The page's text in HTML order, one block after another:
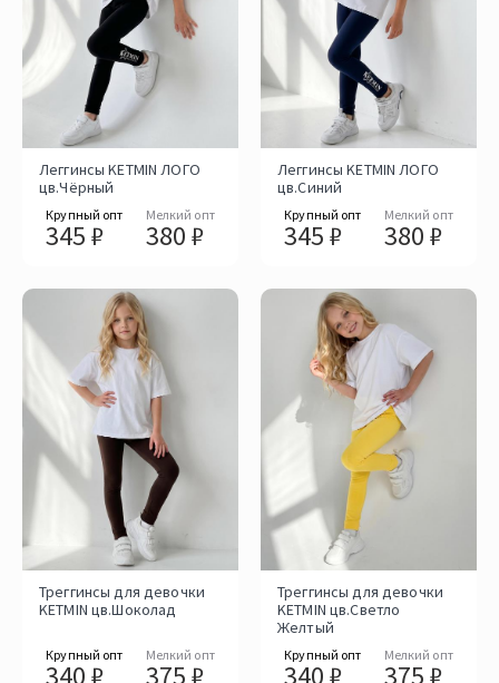
Леггинсы KETMIN ЛОГО
цв.Чёрный
Крупный опт
345 ₽
Мелкий опт
380 ₽
Леггинсы KETMIN ЛОГО
цв.Синий
Крупный опт
345 ₽
Мелкий опт
380 ₽
Треггинсы для девочки
KETMIN цв.Шоколад
Крупный опт
340 ₽
Мелкий опт
375 ₽
Треггинсы для девочки
KETMIN цв.Светло
Желтый
Крупный опт
340 ₽
Мелкий опт
375 ₽